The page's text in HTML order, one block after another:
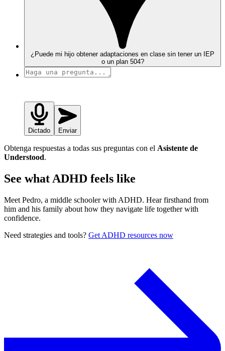
¿Puede mi hijo obtener adaptaciones en clase sin tener un IEP
o un plan 504?
Dictado Enviar
Obtenga respuestas a todas sus preguntas con el Asistente de
Understood.
See what ADHD feels like
Meet Pedro, a middle schooler with ADHD. Hear firsthand from
him and his family about how they navigate life together with
confidence.
Need strategies and tools? Get ADHD resources now